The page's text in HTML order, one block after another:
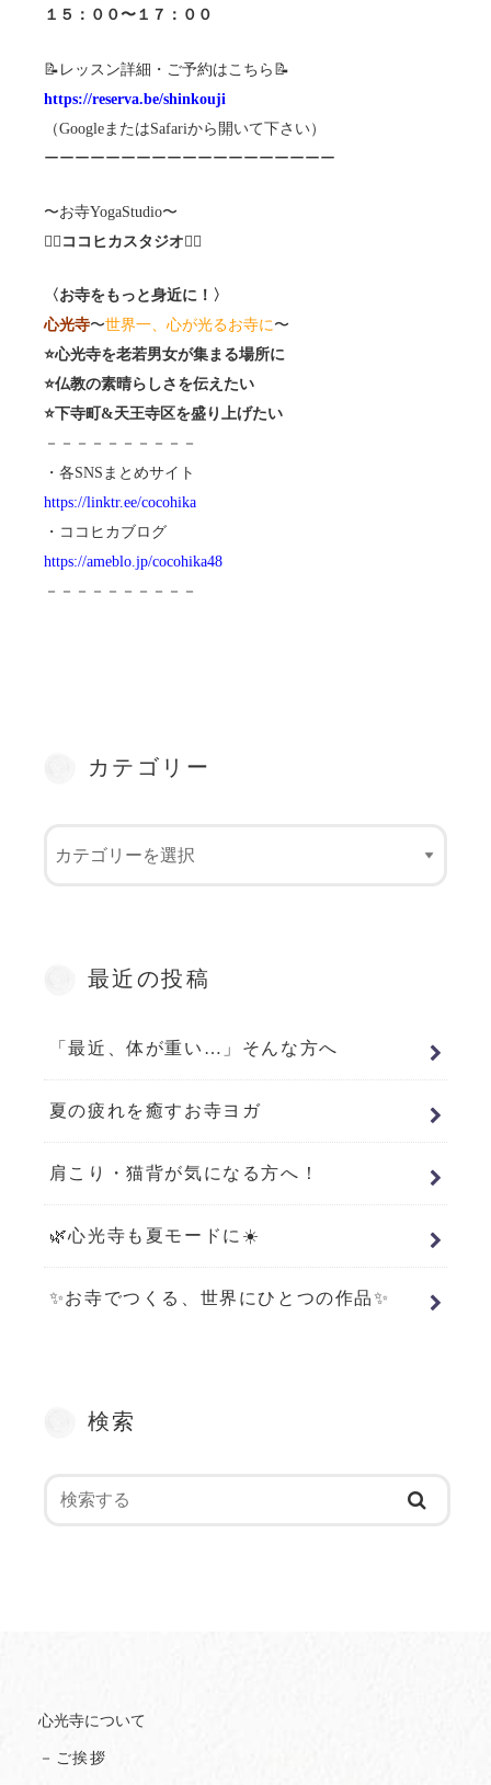
１５：００〜１７：００
📝レッスン詳細・ご予約はこちら📝
https://reserva.be/shinkouji
（GoogleまたはSafariから開いて下さい）
ーーーーーーーーーーーーーーーーーーー
〜お寺YogaStudio〜
🧘‍♀️ ココヒカスタジオ 🧘‍♂️
〈お寺をもっと身近に！〉
心光寺〜世界一、心が光るお寺に〜
⭐️心光寺を老若男女が集まる場所に
⭐️仏教の素晴らしさを伝えたい
⭐️下寺町&天王寺区を盛り上げたい
－－－－－－－－－－
・各SNSまとめサイト
https://linktr.ee/cocohika
・ココヒカブログ
https://ameblo.jp/cocohika48
－－－－－－－－－－
カテゴリー
最近の投稿
「最近、体が重い…」そんな方へ
夏の疲れを癒すお寺ヨガ
肩こり・猫背が気になる方へ！
🌿心光寺も夏モードに☀️
✨お寺でつくる、世界にひとつの作品✨
検索
心光寺について
－ご挨拶